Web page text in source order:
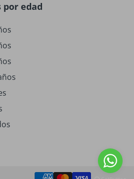
por edad